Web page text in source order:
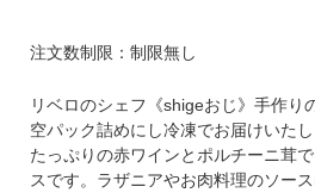
注文数制限：制限無し
リベロのシェフ《shigeおじ》手作り
空パック詰めにし冷凍でお届けいたし
たっぷりの赤ワインとポルチーニ茸
スです。ラザニアやお肉料理のソース